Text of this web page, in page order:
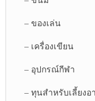
– ของเล่น
– เครื่องเขียน
– อุปกรณ์กีฬา
– ทุนสำหรับเลี้ยง